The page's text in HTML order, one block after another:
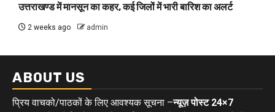
उत्तराखण्ड में मानसून का कहर, कई जिलों में भारी बारिश का अलर्ट
2 weeks ago admin
ABOUT US
प्रिय वाचको/पाठकों के लिए आवश्यक सूचना –न्यूज़ पोस्ट 24×7